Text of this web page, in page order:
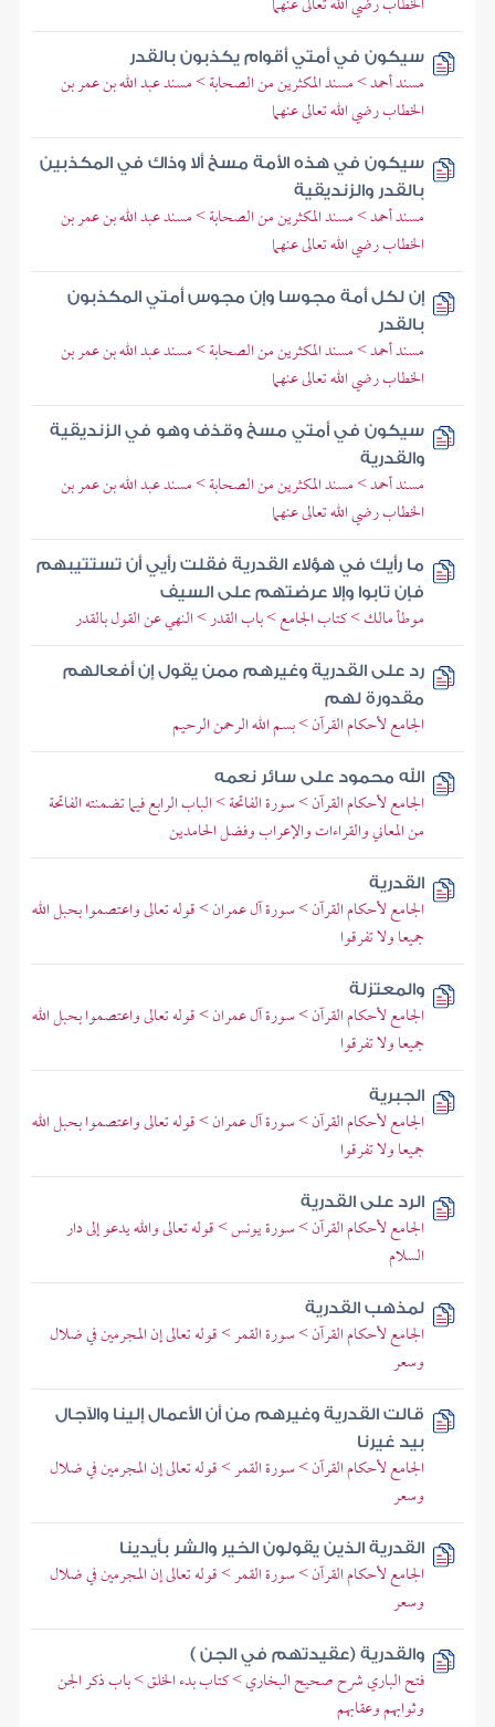
سيكون في أمتي أقوام يكذبون بالقدر
مسند أحمد > مسند المكثرين من الصحابة > مسند عبد الله بن عمر بن
الخطاب رضي الله تعالى عنهما
سيكون في هذه الأمة مسخ ألا وذاك في المكذبين
بالقدر والزنديقية
مسند أحمد > مسند المكثرين من الصحابة > مسند عبد الله بن عمر بن
الخطاب رضي الله تعالى عنهما
إن لكل أمة مجوسا وإن مجوس أمتي المكذبون
بالقدر
مسند أحمد > مسند المكثرين من الصحابة > مسند عبد الله بن عمر بن
الخطاب رضي الله تعالى عنهما
سيكون في أمتي مسخ وقذف وهو في الزنديقية
والقدرية
مسند أحمد > مسند المكثرين من الصحابة > مسند عبد الله بن عمر بن
الخطاب رضي الله تعالى عنهما
ما رأيك في هؤلاء القدرية فقلت رأيي أن تستتيبهم
فإن تابوا وإلا عرضتهم على السيف
موطأ مالك > كتاب الجامع > باب القدر > النهي عن القول بالقدر
رد على القدرية وغيرهم ممن يقول إن أفعالهم
مقدورة لهم
الجامع لأحكام القرآن > بسم الله الرحمن الرحيم
الله محمود على سائر نعمه
الجامع لأحكام القرآن > سورة الفاتحة > الباب الرابع فيما تضمنته الفاتحة
من المعاني والقراءات والإعراب وفضل الحامدين
القدرية
الجامع لأحكام القرآن > سورة آل عمران > قوله تعالى واعتصموا بحبل الله
جميعا ولا تفرقوا
والمعتزلة
الجامع لأحكام القرآن > سورة آل عمران > قوله تعالى واعتصموا بحبل الله
جميعا ولا تفرقوا
الجبرية
الجامع لأحكام القرآن > سورة آل عمران > قوله تعالى واعتصموا بحبل الله
جميعا ولا تفرقوا
الرد على القدرية
الجامع لأحكام القرآن > سورة يونس > قوله تعالى والله يدعو إلى دار
السلام
لمذهب القدرية
الجامع لأحكام القرآن > سورة القمر > قوله تعالى إن المجرمين في ضلال
وسعر
قالت القدرية وغيرهم من أن الأعمال إلينا والآجال
بيد غيرنا
الجامع لأحكام القرآن > سورة القمر > قوله تعالى إن المجرمين في ضلال
وسعر
القدرية الذين يقولون الخير والشر بأيدينا
الجامع لأحكام القرآن > سورة القمر > قوله تعالى إن المجرمين في ضلال
وسعر
والقدرية (عقيدتهم في الجن )
فتح الباري شرح صحيح البخاري > كتاب بدء الخلق > باب ذكر الجن
وثوابهم وعقابهم